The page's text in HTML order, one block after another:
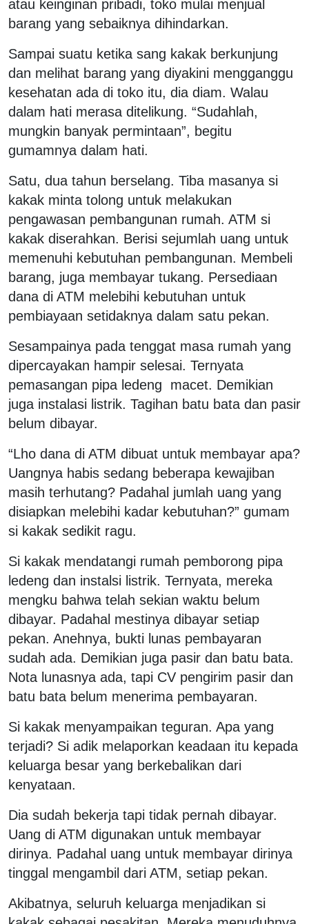
atau keinginan pribadi, toko mulai menjual
barang yang sebaiknya dihindarkan.
Sampai suatu ketika sang kakak berkunjung
dan melihat barang yang diyakini mengganggu
kesehatan ada di toko itu, dia diam. Walau
dalam hati merasa ditelikung. “Sudahlah,
mungkin banyak permintaan”, begitu
gumamnya dalam hati.
Satu, dua tahun berselang. Tiba masanya si
kakak minta tolong untuk melakukan
pengawasan pembangunan rumah. ATM si
kakak diserahkan. Berisi sejumlah uang untuk
memenuhi kebutuhan pembangunan. Membeli
barang, juga membayar tukang. Persediaan
dana di ATM melebihi kebutuhan untuk
pembiayaan setidaknya dalam satu pekan.
Sesampainya pada tenggat masa rumah yang
dipercayakan hampir selesai. Ternyata
pemasangan pipa ledeng macet. Demikian
juga instalasi listrik. Tagihan batu bata dan pasir
belum dibayar.
“Lho dana di ATM dibuat untuk membayar apa?
Uangnya habis sedang beberapa kewajiban
masih terhutang? Padahal jumlah uang yang
disiapkan melebihi kadar kebutuhan?” gumam
si kakak sedikit ragu.
Si kakak mendatangi rumah pemborong pipa
ledeng dan instalsi listrik. Ternyata, mereka
mengku bahwa telah sekian waktu belum
dibayar. Padahal mestinya dibayar setiap
pekan. Anehnya, bukti lunas pembayaran
sudah ada. Demikian juga pasir dan batu bata.
Nota lunasnya ada, tapi CV pengirim pasir dan
batu bata belum menerima pembayaran.
Si kakak menyampaikan teguran. Apa yang
terjadi? Si adik melaporkan keadaan itu kepada
keluarga besar yang berkebalikan dari
kenyataan.
Dia sudah bekerja tapi tidak pernah dibayar.
Uang di ATM digunakan untuk membayar
dirinya. Padahal uang untuk membayar dirinya
tinggal mengambil dari ATM, setiap pekan.
Akibatnya, seluruh keluarga menjadikan si